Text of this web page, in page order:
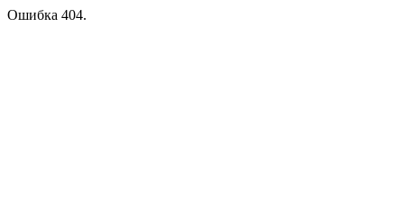
Ошибка 404.